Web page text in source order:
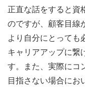
正直な話をすると資
のですが、顧客目線
より自分にとっても
キャリアアップに繋
す。また、実際にコ
目指さない場合にお